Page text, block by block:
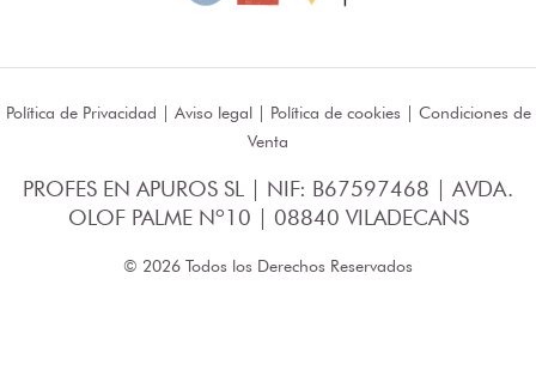
Política de Privacidad | Aviso legal| Política de cookies | Condiciones de
Venta
PROFES EN APUROS SL | NIF: B67597468 | AVDA.
OLOF PALME Nº10 | 08840 VILADECANS
© 2026 Todos los Derechos Reservados